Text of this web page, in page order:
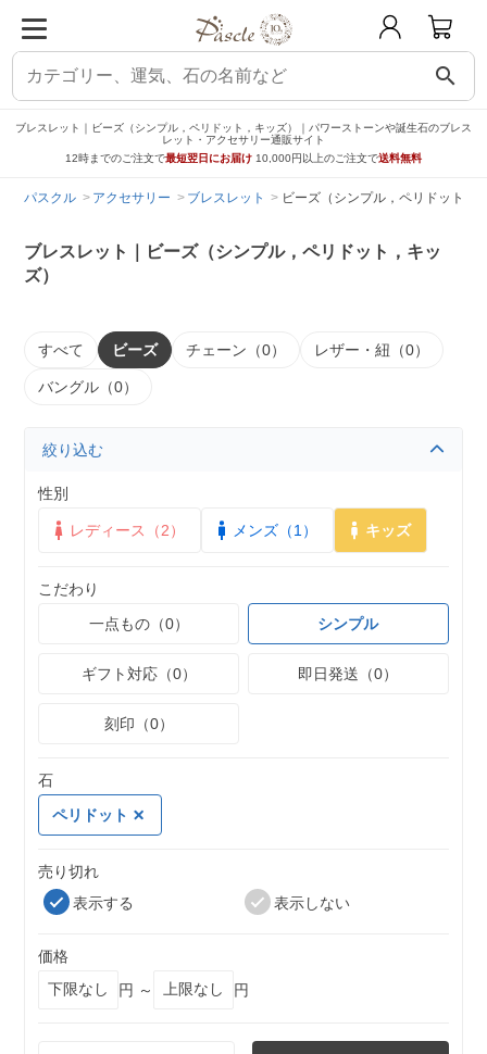
search
ブレスレット｜ビーズ（シンプル，ペリドット，キッズ）｜パワーストーンや誕生石のブレス
レット・アクセサリー通販サイト
12時までのご注文で最短翌日にお届け 10,000円以上のご注文で送料無料
パスクル アクセサリー ブレスレット ビーズ（シンプル，ペリドット，
ブレスレット｜ビーズ（シンプル，ペリドット，キッ
ズ）
すべて ビーズ チェーン（0） レザー・紐（0）
バングル（0）
絞り込む
性別
レディース（2） メンズ（1） キッズ
こだわり
一点もの（0）
シンプル
ギフト対応（0） 即日発送（0）
刻印（0）
石
ペリドット
売り切れ
表示する
表示しない
価格
円 ～
円